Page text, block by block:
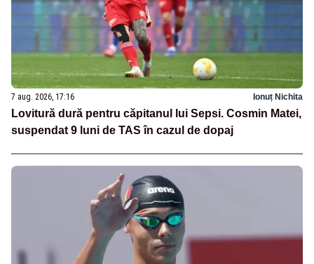
7 aug. 2026, 17:16 Ionuț Nichita
Lovitură dură pentru căpitanul lui Sepsi. Cosmin Matei,
suspendat 9 luni de TAS în cazul de dopaj